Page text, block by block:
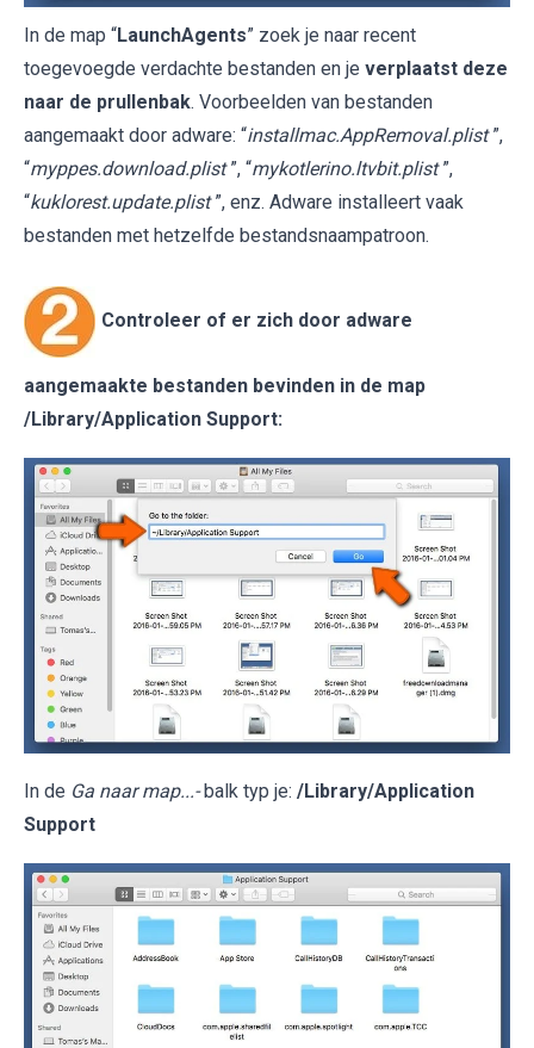
In de map “LaunchAgents” zoek je naar recent
toegevoegde verdachte bestanden en je verplaatst deze
naar de prullenbak. Voorbeelden van bestanden
aangemaakt door adware: “installmac.AppRemoval.plist ”,
“myppes.download.plist ”, “mykotlerino.ltvbit.plist ”,
“kuklorest.update.plist ”, enz. Adware installeert vaak
bestanden met hetzelfde bestandsnaampatroon.
Controleer of er zich door adware
aangemaakte bestanden bevinden in de map
/Library/Application Support:
In de Ga naar map...- balk typ je: /Library/Application
Support